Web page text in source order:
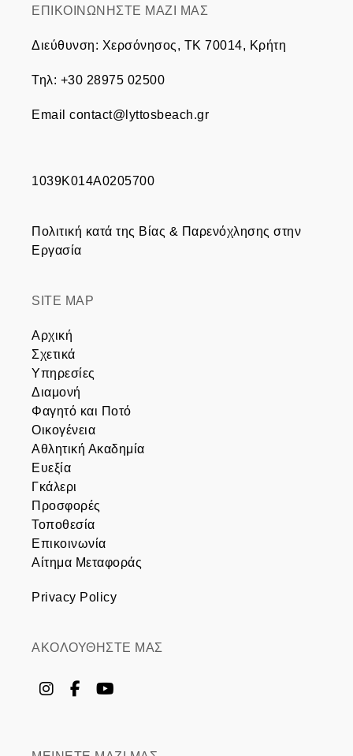
ΕΠΙΚΟΙΝΩΝΗΣΤΕ ΜΑΖΙ ΜΑΣ
Διεύθυνση: Χερσόνησος, TK 70014, Κρήτη
Τηλ: +30 28975 02500
Email contact@lyttosbeach.gr
1039Κ014Α0205700
Πολιτική κατά της Βίας & Παρενόχλησης στην
Εργασία
SITE MAP
Αρχική
Σχετικά
Υπηρεσίες
Διαμονή
Φαγητό και Ποτό
Οικογένεια
Αθλητική Ακαδημία
Ευεξία
Γκάλερι
Προσφορές
Τοποθεσία
Επικοινωνία
Αίτημα Μεταφοράς
Privacy Policy
ΑΚΟΛΟΥΘΗΣΤΕ ΜΑΣ